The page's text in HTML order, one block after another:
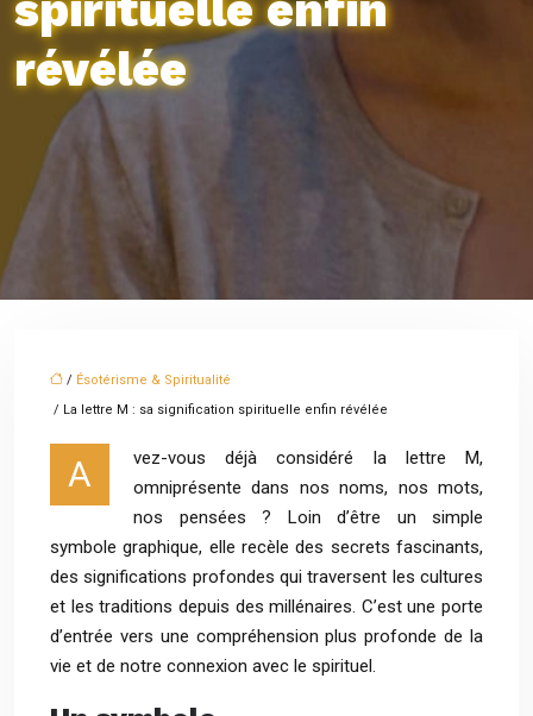
révélée
/ Ésotérisme & Spiritualité
/ La lettre M : sa signification spirituelle enfin révélée
A
vez-vous déjà considéré la lettre M,
omniprésente dans nos noms, nos mots,
nos pensées ? Loin d’être un simple
symbole graphique, elle recèle des secrets fascinants,
des significations profondes qui traversent les cultures
et les traditions depuis des millénaires. C’est une porte
d’entrée vers une compréhension plus profonde de la
vie et de notre connexion avec le spirituel.